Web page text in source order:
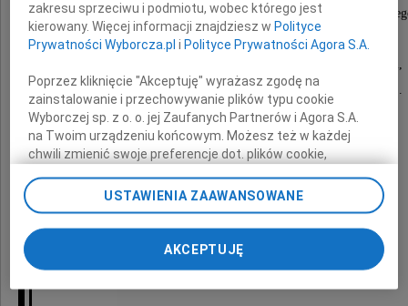
były członek Zarządu Województwa
Wieloletni, doświadczony samorządowiec,
wyjątkowo zasłużony dla rozwoju Małopolski,
a w sposób szczególny dla Ziemi Dobczyckiej.
Cześć Jego Pamięci
zakresu sprzeciwu i podmiotu, wobec którego jest
kierowany. Więcej informacji znajdziesz w Polityce
Prywatności Wyborcza.pl i Polityce Prywatności Agora S.A.
Poprzez kliknięcie "Akceptuję" wyrażasz zgodę na
zainstalowanie i przechowywanie plików typu cookie
Wyborczej sp. z o. o. jej Zaufanych Partnerów i Agora S.A.
na Twoim urządzeniu końcowym. Możesz też w każdej
chwili zmienić swoje preferencje dot. plików cookie,
preferencjami dot. przetwarzania danych poprzez
odnośnik „Ustawienia prywatności” w stopce serwisu i
przechodząc do sekcji „Ustawienia zaawansowane”.
Zmiana ustawień plików cookie możliwa jest także za
pomocą ustawień przeglądarki.
USTAWIENIA ZAAWANSOWANE
AKCEPTUJĘ